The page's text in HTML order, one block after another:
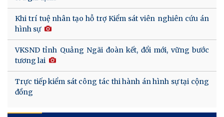
Khi trí tuệ nhân tạo hỗ trợ Kiểm sát viên nghiên cứu án
hình sự
VKSND tỉnh Quảng Ngãi đoàn kết, đổi mới, vững bước
tương lai
Trực tiếp kiểm sát công tác thi hành án hình sự tại cộng
đồng